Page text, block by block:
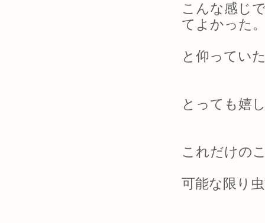
こんな感じ
てよかった
と仰ってい
とっても嬉
これだけの
可能な限り